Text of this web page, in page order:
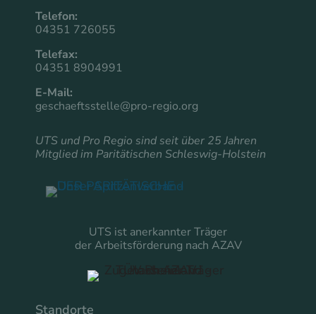
Telefon:
04351 726055
Telefax:
04351 8904991
E-Mail:
geschaeftsstelle@pro-regio.org
UTS und Pro Regio sind seit über 25 Jahren
Mitglied im Paritätischen Schleswig-Holstein
UTS ist anerkannter Träger
der Arbeitsförderung nach AZAV
Standorte